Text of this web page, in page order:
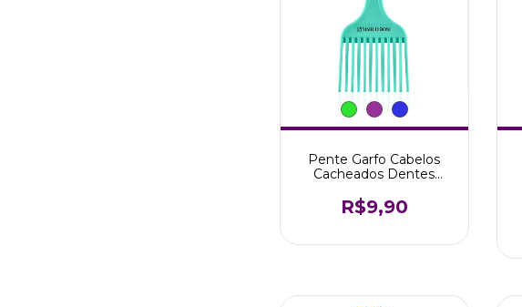
Pente Garfo Cabelos
Cacheados Dentes
Boni
R$9,90